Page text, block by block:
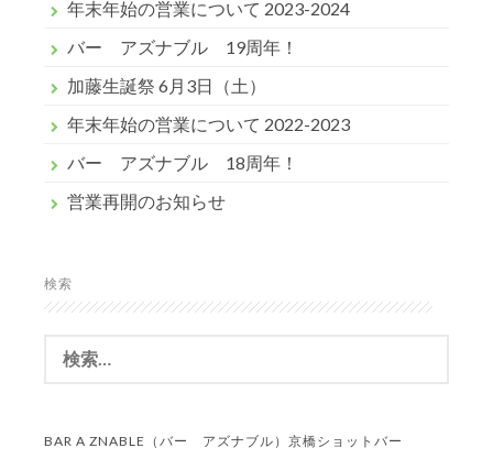
年末年始の営業について 2023-2024
バー アズナブル 19周年！
加藤生誕祭 6月3日（土）
年末年始の営業について 2022-2023
バー アズナブル 18周年！
営業再開のお知らせ
検索
BAR A ZNABLE（バー アズナブル）京橋ショットバー